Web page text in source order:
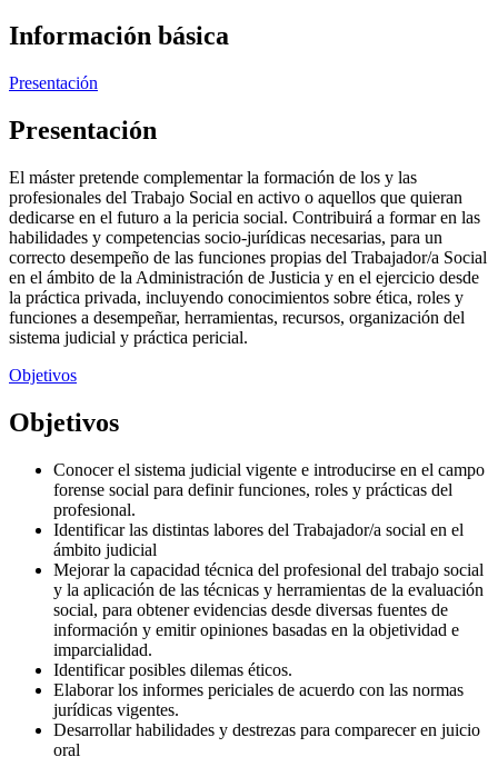
Información básica
Presentación
Presentación
El máster pretende complementar la formación de los y las
profesionales del Trabajo Social en activo o aquellos que quieran
dedicarse en el futuro a la pericia social. Contribuirá a formar en las
habilidades y competencias socio-jurídicas necesarias, para un
correcto desempeño de las funciones propias del Trabajador/a Social
en el ámbito de la Administración de Justicia y en el ejercicio desde
la práctica privada, incluyendo conocimientos sobre ética, roles y
funciones a desempeñar, herramientas, recursos, organización del
sistema judicial y práctica pericial.
Objetivos
Objetivos
Conocer el sistema judicial vigente e introducirse en el campo
forense social para definir funciones, roles y prácticas del
profesional.
Identificar las distintas labores del Trabajador/a social en el
ámbito judicial
Mejorar la capacidad técnica del profesional del trabajo social
y la aplicación de las técnicas y herramientas de la evaluación
social, para obtener evidencias desde diversas fuentes de
información y emitir opiniones basadas en la objetividad e
imparcialidad.
Identificar posibles dilemas éticos.
Elaborar los informes periciales de acuerdo con las normas
jurídicas vigentes.
Desarrollar habilidades y destrezas para comparecer en juicio
oral